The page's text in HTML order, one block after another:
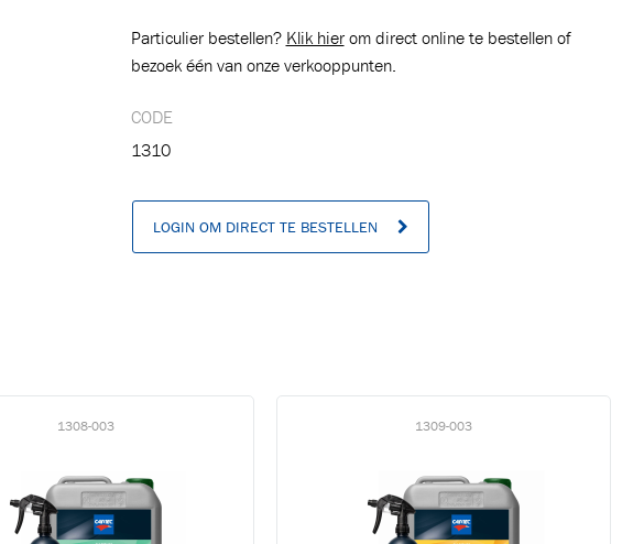
Particulier bestellen? Klik hierom direct online te bestellen of
bezoek één van onze verkooppunten.
CODE
1310
LOGIN OM DIRECT TE BESTELLEN
1308-003 1309-003
Ga naar winkelwagen